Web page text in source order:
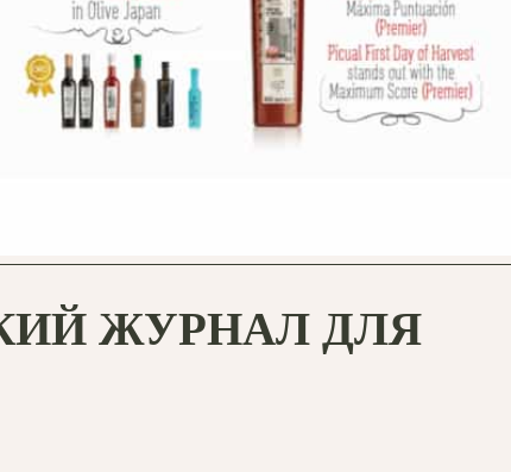
ЖУРНАЛ ДЛЯ